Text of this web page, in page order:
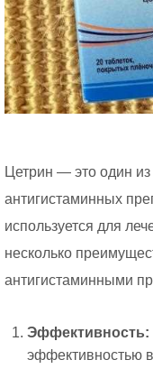
Цетрин — это один
антигистаминных
используется для
несколько
антигистаминными
Эффективность:
эффективностью